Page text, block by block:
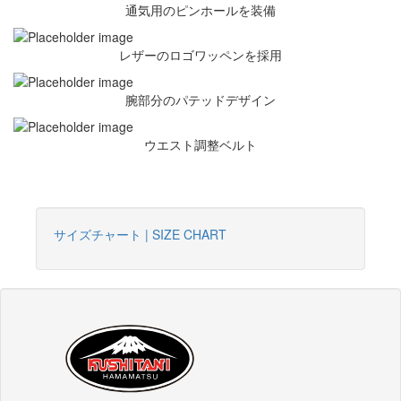
通気用のピンホールを装備
レザーのロゴワッペンを採用
腕部分のパテッドデザイン
ウエスト調整ベルト
サイズチャート | SIZE CHART